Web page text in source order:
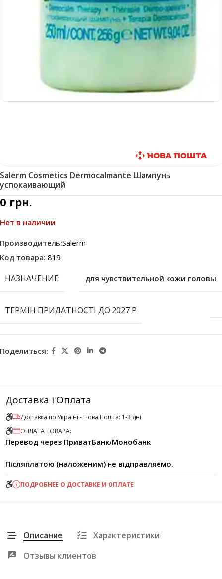
Salerm Cosmetics Dermocalmante Шампунь
успокаивающий
0 грн.
Нет в наличии
Производитель:Salerm
Код товара: 819
НАЗНАЧЕНИЕ: для чувствительной кожи головы
ТЕРМІН ПРИДАТНОСТІ ДО 2027 Р
Поделиться:
Доставка і Оплата
Доставка по Українї - Нова Пошта: 1-3 дні
ОПЛАТА ТОВАРА:
Перевод через ПриватБанк/Монобанк
Післяплатою (наложеним) не відправляємо.
ПОДРОБНЕЕ О ДОСТАВКЕ И ОПЛАТЕ
Описание
Характеристики
Отзывы клиентов